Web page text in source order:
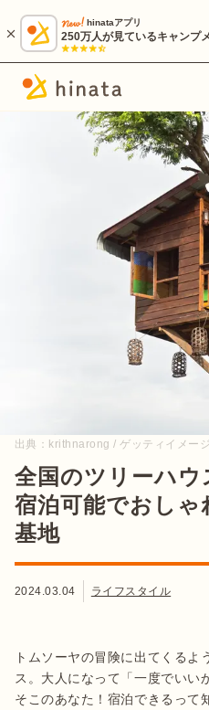
hinataアプリ
250万人が見ているキャンプ
出典： krithnarong / ゲッティイメー
全国のツリーハウ
宿泊可能でおしゃ
基地
2024.03.04 ライフスタイル
トムソーヤの冒険に出てくるよ
ス。大人になって「一度でいい
そこのあなた！宿泊できるって